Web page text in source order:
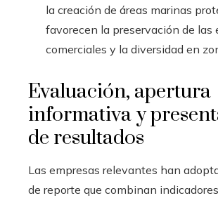
la creación de áreas marinas
favorecen la preservación de las
comerciales y la diversidad en
Evaluación, apertura
informativa y
de resultados
Las empresas relevantes han
de reporte que combinan